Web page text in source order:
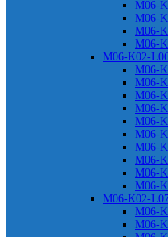
M06-
M06-
M06-
M06-
M06-K02-
M06-
M06-
M06-
M06-
M06-
M06-
M06-
M06-
M06-
M06-
M06-K02-
M06-
M06-